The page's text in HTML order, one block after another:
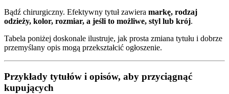
Bądź chirurgiczny. Efektywny tytuł zawiera markę, rodzaj
odzieży, kolor, rozmiar, a jeśli to możliwe, styl lub krój.
Tabela poniżej doskonale ilustruje, jak prosta zmiana tytułu i dobrze
przemyślany opis mogą przekształcić ogłoszenie.
Przykłady tytułów i opisów, aby przyciągnąć
kupujących